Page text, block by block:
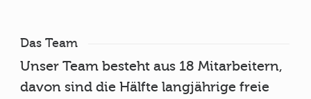
Das Team
Unser Team besteht aus 18 Mitarbeitern,
davon sind die Hälfte langjährige freie